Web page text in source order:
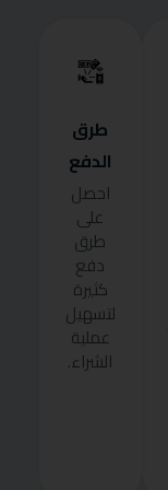
طرق
الدفع
احصل
على
طرق
دفع
كثيرة
لتسهيل
عملية
الشراء.